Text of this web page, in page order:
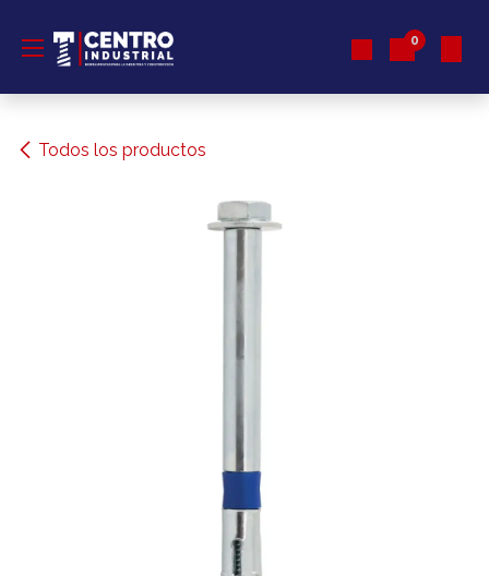
0
Todos los productos